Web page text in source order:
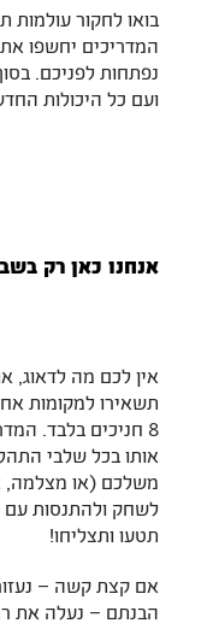
בואו לחקור עולמות
המדריכים יחשפו
נפתחות לפניכם.
ועם כל היכולות
אנחנו כאן רק
תשאירו למקומות
8 חניכים בלבד.
אותו בכל שלבי
משלכם (או מצלמה,
לשחק ולהתנסות עם
תטעו ותצליחו!
אם קצת קשה –
הבנתם – נעלה את